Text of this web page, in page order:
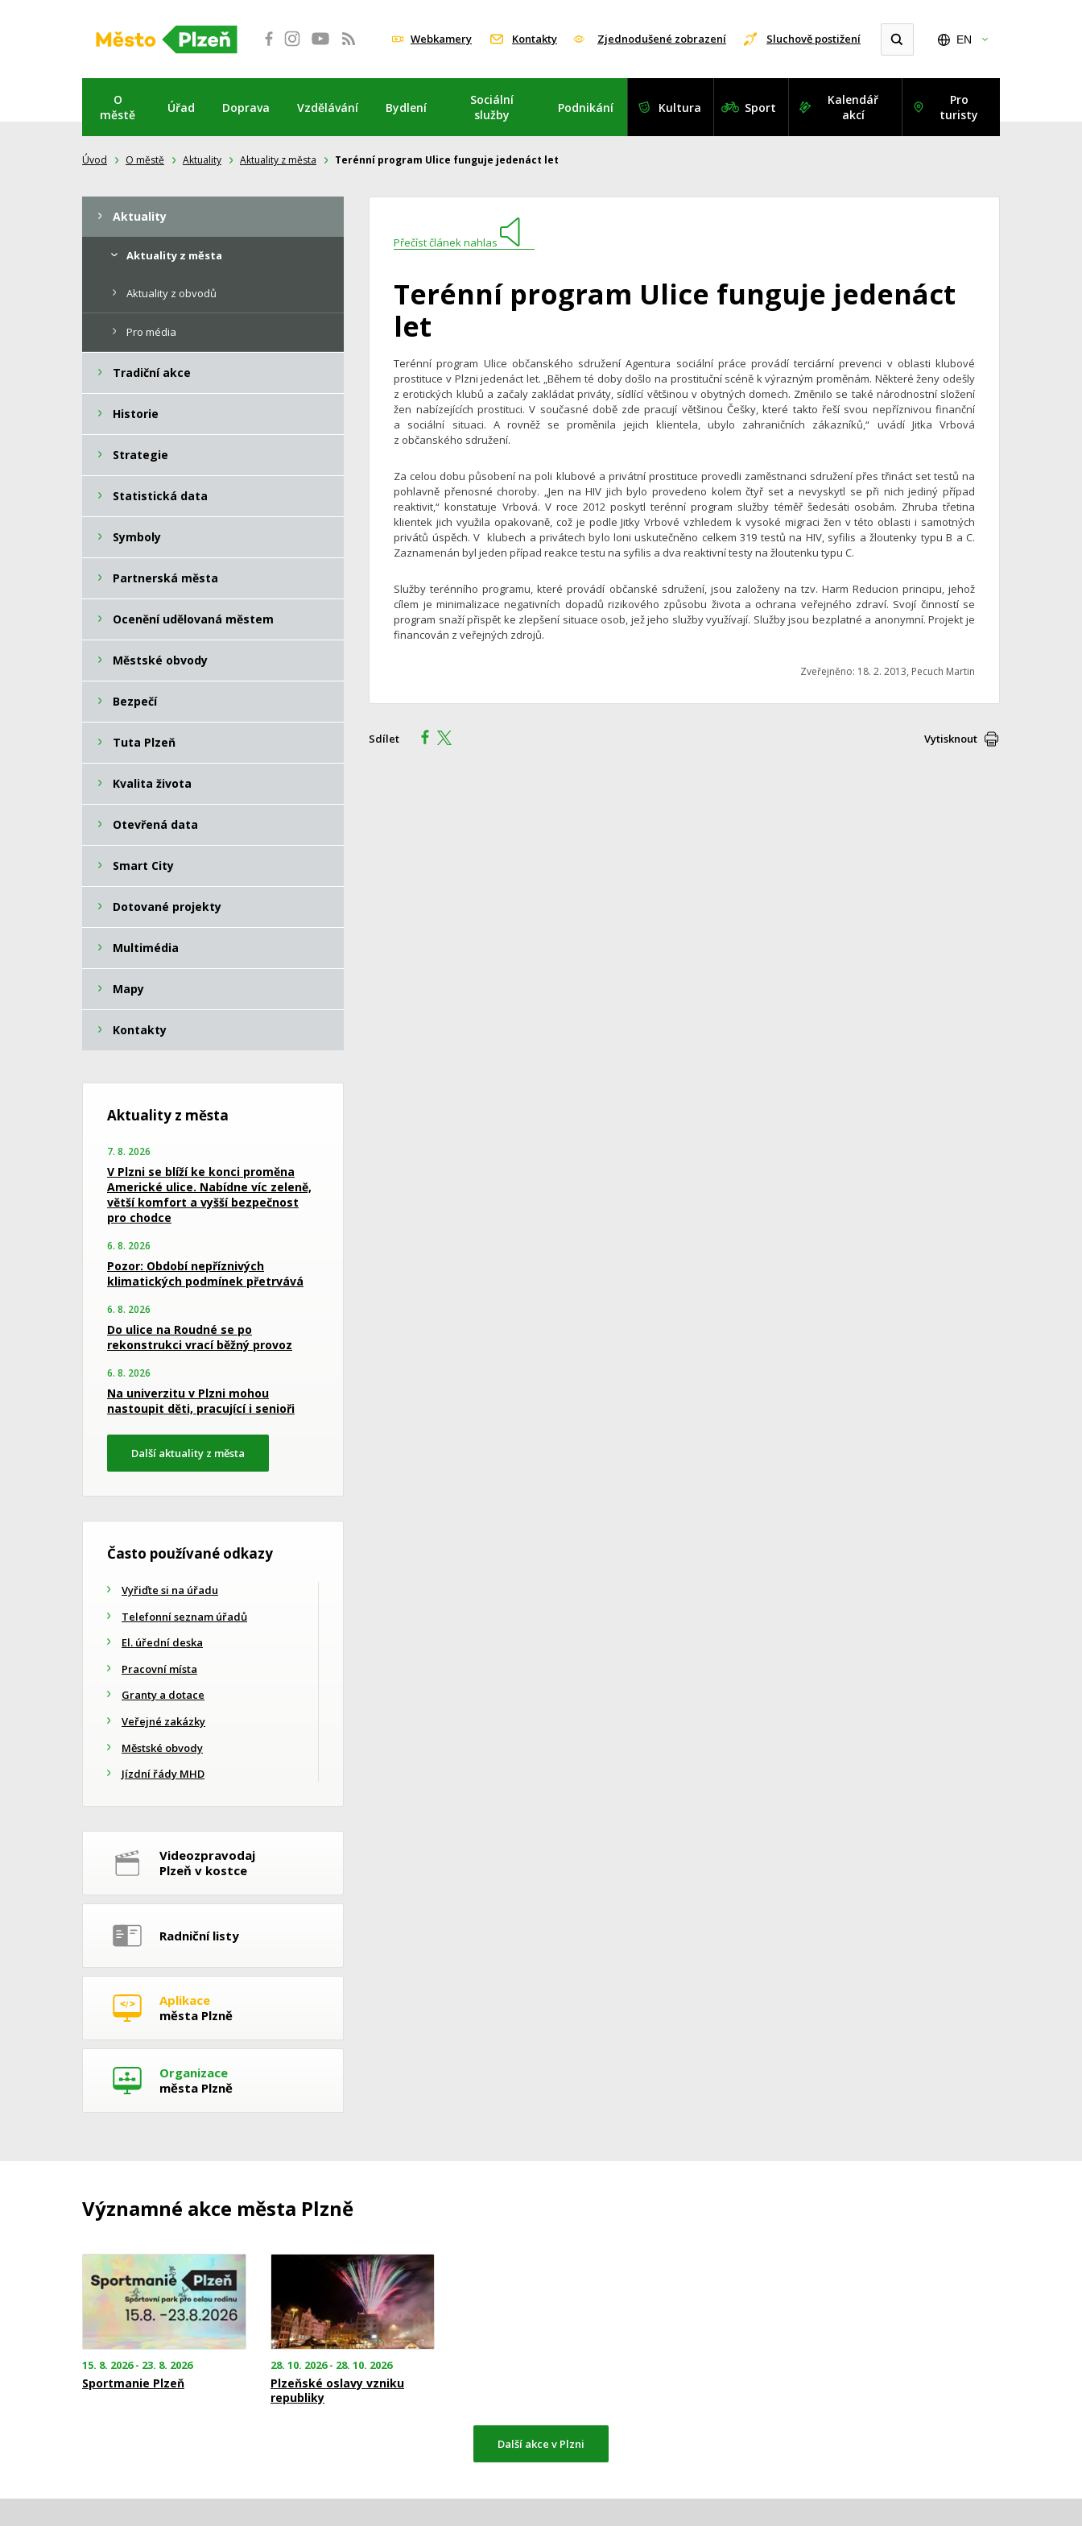
Webkamery Kontakty Zjednodušené zobrazení Sluchově postižení EN
O
městě
Úřad Doprava Vzdělávání Bydlení
Sociální
služby
Podnikání Kultura Sport
Kalendář
akcí
Pro
turisty
Úvod O městě Aktuality Aktuality z města Terénní program Ulice funguje jedenáct let
Přečíst článek nahlas
Terénní program Ulice funguje jedenáct
let
Terénní program Ulice občanského sdružení Agentura sociální práce provádí terciární prevenci v oblasti klubové
prostituce v Plzni jedenáct let. „Během té doby došlo na prostituční scéně k výrazným proměnám. Některé ženy odešly
z erotických klubů a začaly zakládat priváty, sídlící většinou v obytných domech. Změnilo se také národnostní složení
žen nabízejících prostituci. V současné době zde pracují většinou Češky, které takto řeší svou nepříznivou finanční
a sociální situaci. A rovněž se proměnila jejich klientela, ubylo zahraničních zákazníků,“ uvádí Jitka Vrbová
z občanského sdružení.
Za celou dobu působení na poli klubové a privátní prostituce provedli zaměstnanci sdružení přes třináct set testů na
pohlavně přenosné choroby. „Jen na HIV jich bylo provedeno kolem čtyř set a nevyskytl se při nich jediný případ
reaktivit,“ konstatuje Vrbová. V roce 2012 poskytl terénní program služby téměř šedesáti osobám. Zhruba třetina
klientek jich využila opakovaně, což je podle Jitky Vrbové vzhledem k vysoké migraci žen v této oblasti i samotných
privátů úspěch. V klubech a privátech bylo loni uskutečněno celkem 319 testů na HIV, syfilis a žloutenky typu B a C.
Zaznamenán byl jeden případ reakce testu na syfilis a dva reaktivní testy na žloutenku typu C.
Služby terénního programu, které provádí občanské sdružení, jsou založeny na tzv. Harm Reducion principu, jehož
cílem je minimalizace negativních dopadů rizikového způsobu života a ochrana veřejného zdraví. Svojí činností se
program snaží přispět ke zlepšení situace osob, jež jeho služby využívají. Služby jsou bezplatné a anonymní. Projekt je
financován z veřejných zdrojů.
Zveřejněno: 18. 2. 2013, Pecuch Martin
Sdílet Vytisknout
Aktuality
Aktuality z města
Aktuality z obvodů
Pro média
Tradiční akce
Historie
Strategie
Statistická data
Symboly
Partnerská města
Ocenění udělovaná městem
Městské obvody
Bezpečí
Tuta Plzeň
Kvalita života
Otevřená data
Smart City
Dotované projekty
Multimédia
Mapy
Kontakty
Aktuality z města
7. 8. 2026
V Plzni se blíží ke konci proměna
Americké ulice. Nabídne víc zeleně,
větší komfort a vyšší bezpečnost
pro chodce
6. 8. 2026
Pozor: Období nepříznivých
klimatických podmínek přetrvává
6. 8. 2026
Do ulice na Roudné se po
rekonstrukci vrací běžný provoz
6. 8. 2026
Na univerzitu v Plzni mohou
nastoupit děti, pracující i senioři
Další aktuality z města
Často používané odkazy
Vyřiďte si na úřadu
Telefonní seznam úřadů
El. úřední deska
Pracovní místa
Granty a dotace
Veřejné zakázky
Městské obvody
Jízdní řády MHD
Videozpravodaj
Plzeň v kostce
Radniční listy
Aplikace
města Plzně
Organizace
města Plzně
Významné akce města Plzně
15. 8. 2026 - 23. 8. 2026
Sportmanie Plzeň
28. 10. 2026 - 28. 10. 2026
Plzeňské oslavy vzniku
republiky
Další akce v Plzni